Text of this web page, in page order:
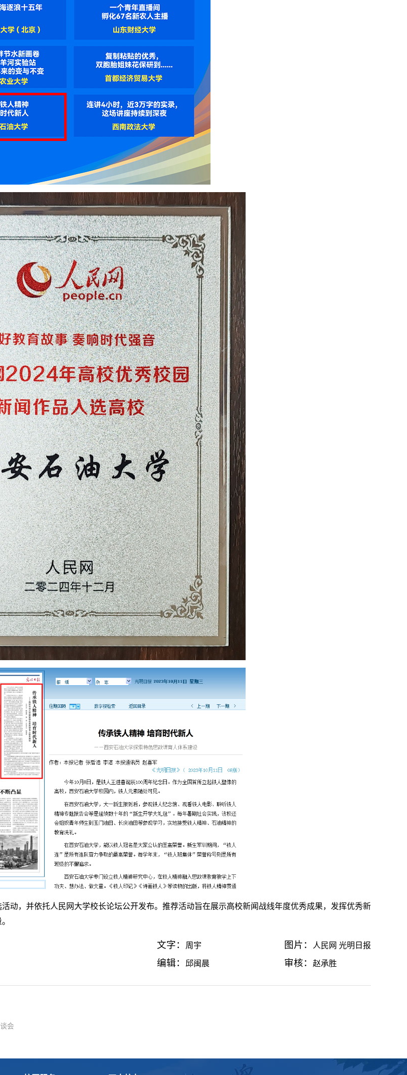
动，并依托人民网大学校长论坛公开发布。推荐活动旨在展示高校新闻战线年度优秀成果，发挥优秀新
文字： 周宇 图片： 人民网 光明日报
编辑： 邱闽晨 审核： 赵承胜
会